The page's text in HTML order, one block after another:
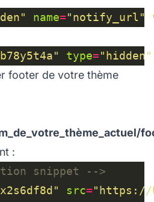
name="notify_url"
type="hidden"
footer de votre thème
:
snippet -->
src="https://